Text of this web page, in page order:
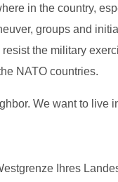
in the country,
groups and
the military
NATO countries.
We want to live
Ihres